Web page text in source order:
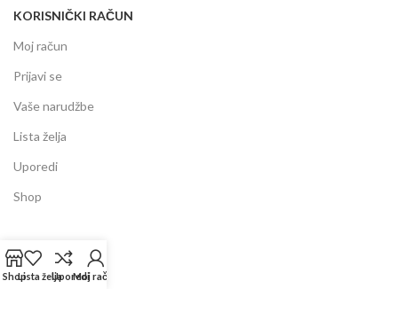
KORISNIČKI RAČUN
Moj račun
Prijavi se
Vaše narudžbe
Lista želja
Uporedi
Shop
Prodajni centar
ShopLista željaUporediMoj račun